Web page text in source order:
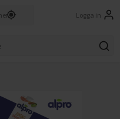
Logga in